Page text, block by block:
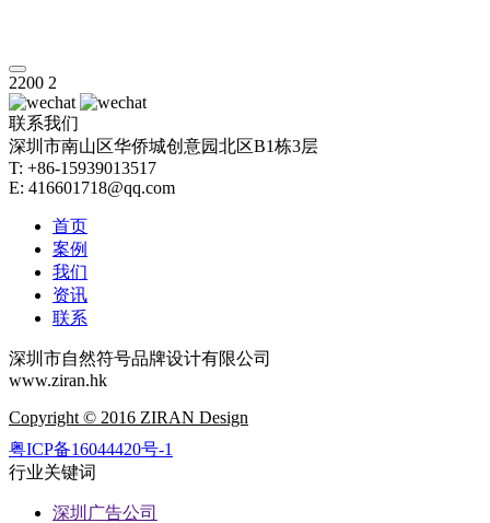
2200 2
联系我们
深圳市南山区华侨城创意园北区B1栋3层
T: +86-15939013517
E: 416601718@qq.com
首页
案例
我们
资讯
联系
深圳市自然符号品牌设计有限公司
www.ziran.hk
Copyright © 2016 ZIRAN Design
粤ICP备16044420号-1
行业关键词
深圳广告公司